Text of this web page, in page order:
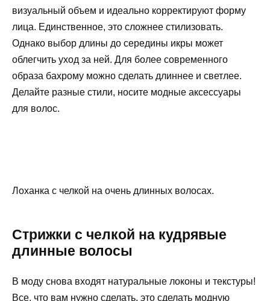
визуальный объем и идеально корректируют форму
лица. Единственное, это сложнее стилизовать.
Однако выбор длины до середины икры может
облегчить уход за ней. Для более современного
образа бахрому можно сделать длиннее и светлее.
Делайте разные стили, носите модные аксессуары
для волос.
Лоханка с челкой на очень длинных волосах.
Стрижки с челкой на кудрявые
длинные волосы
В моду снова входят натуральные локоны и текстуры!
Все, что вам нужно сделать, это сделать модную